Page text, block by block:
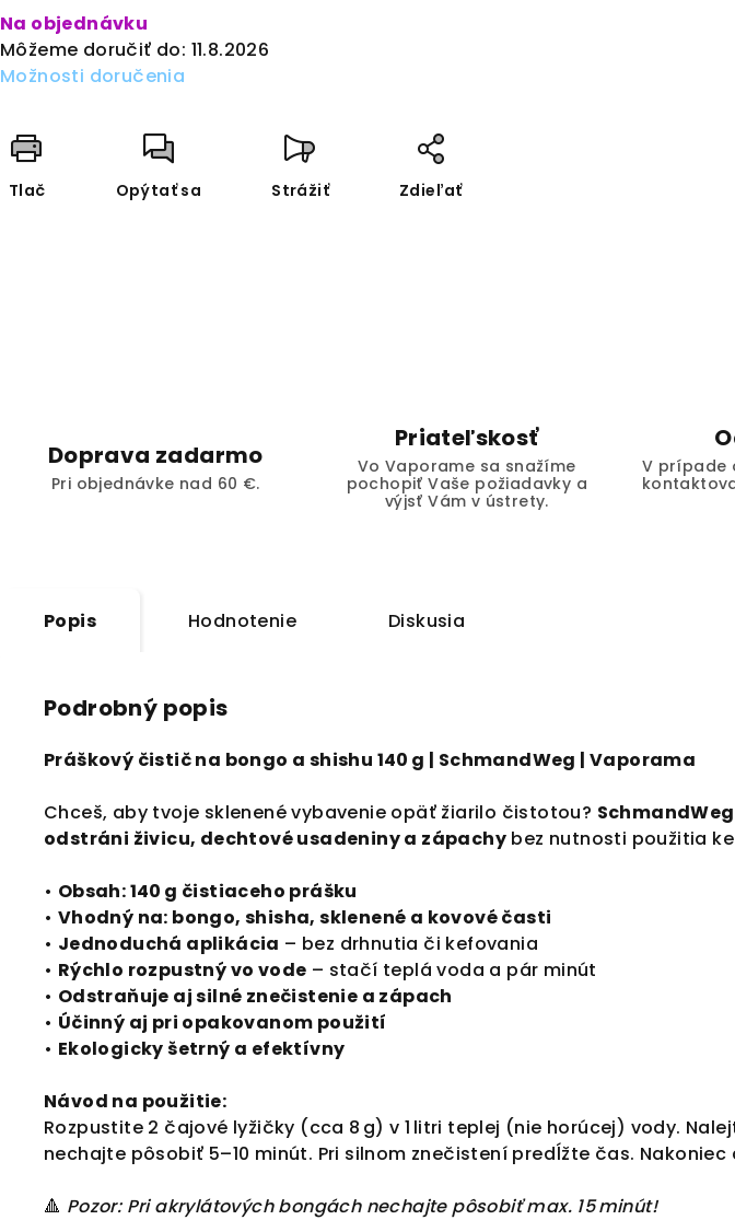
cena:
Na objednávku
Môžeme doručiť do: 11.8.2026
Možnosti doručenia
Tlač Opýtať sa Strážiť Zdieľať
Doprava zadarmo
Pri objednávke nad 60 €.
Priateľskosť
Vo Vaporame sa snažíme
pochopiť Vaše požiadavky a
výjsť Vám v ústrety.
V prípade
Popis Hodnotenie Diskusia
Podrobný popis
Práškový čistič na bongo a shishu 140 g | SchmandWeg | Vaporama
Chceš, aby tvoje sklenené vybavenie opäť žiarilo čistotou? SchmandWeg
odstráni živicu, dechtové usadeniny a zápachy bez nutnosti použitia
• Obsah: 140 g čistiaceho prášku
• Vhodný na: bongo, shisha, sklenené a kovové časti
• Jednoduchá aplikácia – bez drhnutia či kefovania
• Rýchlo rozpustný vo vode – stačí teplá voda a pár minút
• Odstraňuje aj silné znečistenie a zápach
• Účinný aj pri opakovanom použití
• Ekologicky šetrný a efektívny
Návod na použitie:
Rozpustite 2 čajové lyžičky (cca 8 g) v 1 litri teplej (nie horúcej) vody.
nechajte pôsobiť 5–10 minút. Pri silnom znečistení predĺžte čas.
🔺 Pozor: Pri akrylátových bongách nechajte pôsobiť max. 15 minút!